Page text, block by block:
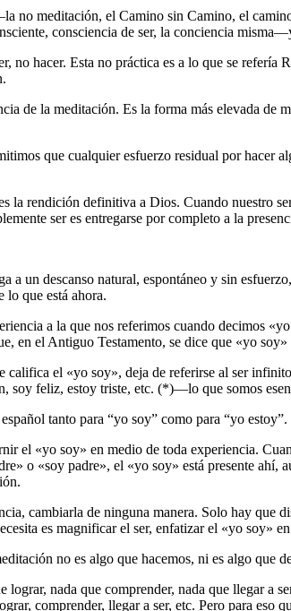
no meditación, el Camino sin Camino, el
consciencia de ser, la conciencia
no hacer. Esta no práctica es a lo que se
de la meditación. Es la forma más elevada
que cualquier esfuerzo residual por hacer
la rendición definitiva a Dios. Cuando nuestro
ser es entregarse por completo a la
a un descanso natural, espontáneo y sin
lo que está ahora.
a la que nos referimos cuando decimos
en el Antiguo Testamento, se dice que «yo
califica el «yo soy», deja de referirse al ser
soy feliz, estoy triste, etc. (*)―lo que somos
tanto para “yo soy” como para “yo
el «yo soy» en medio de toda experiencia.
o «soy padre», el «yo soy» está presente
cambiarla de ninguna manera. Solo hay
es magnificar el ser, enfatizar el «yo soy»
no es algo que hacemos, ni es algo que
lograr, nada que comprender, nada que llegar a
comprender, llegar a ser, etc. Pero para eso